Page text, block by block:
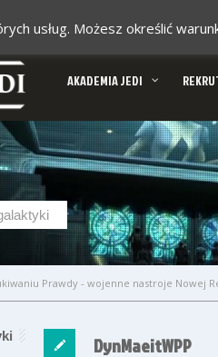
AKADEMIA JEDI
Prawdy - wojenne nastroje Nowej
DynMaeitWPP
usług. Możesz określić